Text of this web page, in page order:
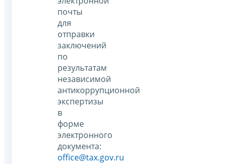
почты
для
отправки
заключений
по
результатам
независимой
антикоррупционной
экспертизы
в
форме
электронного
документа:
office@tax.gov.ru